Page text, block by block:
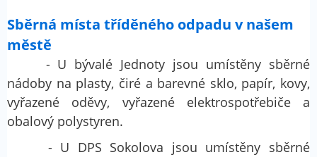
Sběrná místa tříděného odpadu v našem
městě
- U bývalé Jednoty jsou umístěny sběrné
nádoby na plasty, čiré a barevné sklo, papír, kovy,
vyřazené oděvy, vyřazené elektrospotřebiče a
obalový polystyren.
- U DPS Sokolova jsou umístěny sběrné